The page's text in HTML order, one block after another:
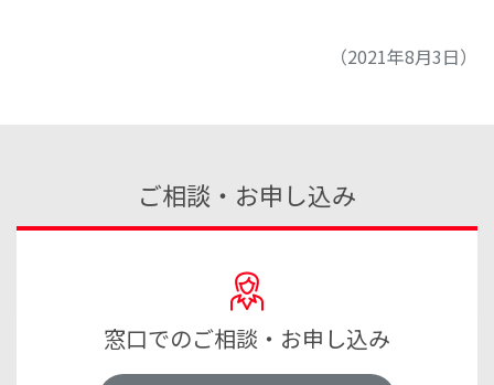
（2021年8月3日）
ご相談・お申し込み
窓口でのご相談・お申し込み